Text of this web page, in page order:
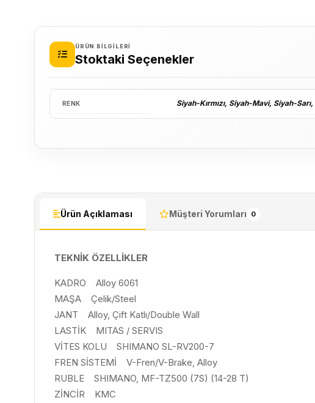
ÜRÜN BILGILERI
Stoktaki Seçenekler
RENK Siyah-Kırmızı, Siyah-Mavi, Siyah-Sarı,
Ürün Açıklaması Müşteri Yorumları 0
TEKNİK ÖZELLİKLER
KADRO Alloy 6061
MAŞA Çelik/Steel
JANT Alloy, Çift Katlı/Double Wall
LASTİK MITAS / SERVIS
VİTES KOLU SHIMANO SL-RV200-7
FREN SİSTEMİ V-Fren/V-Brake, Alloy
RUBLE SHIMANO, MF-TZ500 (7S) (14-28 T)
ZİNCİR KMC